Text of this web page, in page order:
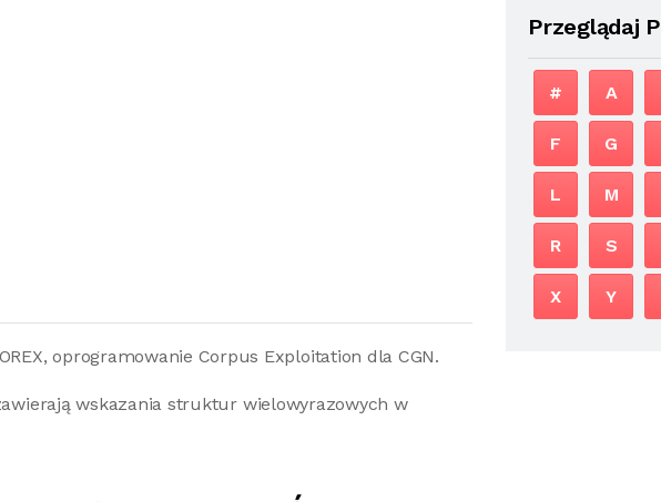
oprogramowanie Corpus Exploitation dla CGN.
wskazania struktur wielowyrazowych w
Przeglądaj
# A
F G
L M
R S
X Y